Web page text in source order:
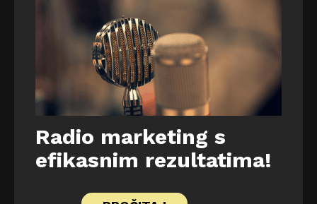
Radio marketing s
efikasnim rezultatima!